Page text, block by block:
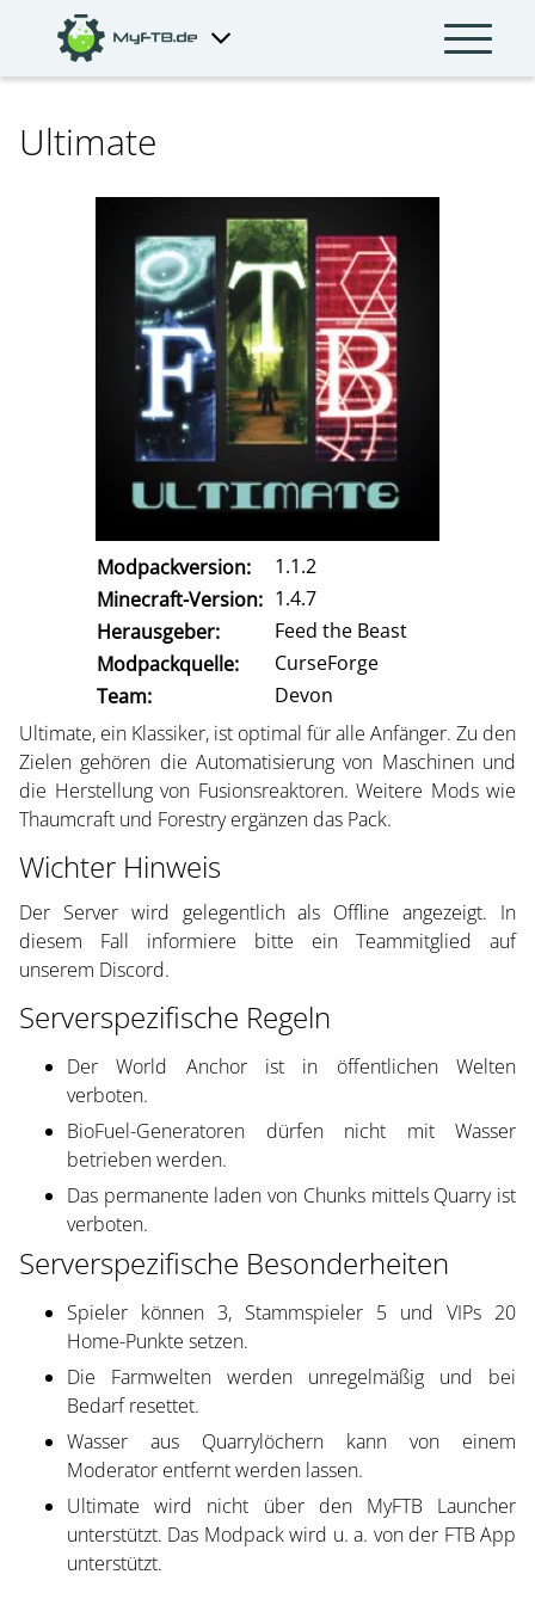
Ultimate
Ultimate, ein Klassiker, ist optimal für alle Anfänger. Zu den
Zielen gehören die Automatisierung von Maschinen und
die Herstellung von Fusionsreaktoren. Weitere Mods wie
Thaumcraft und Forestry ergänzen das Pack.
Wichter Hinweis
Der Server wird gelegentlich als Offline angezeigt. In
diesem Fall informiere bitte ein Teammitglied auf
unserem Discord.
Serverspezifische Regeln
Der World Anchor ist in öffentlichen Welten
verboten.
BioFuel-Generatoren dürfen nicht mit Wasser
betrieben werden.
Das permanente laden von Chunks mittels Quarry ist
verboten.
Serverspezifische Besonderheiten
Spieler können 3, Stammspieler 5 und VIPs 20
Home-Punkte setzen.
Die Farmwelten werden unregelmäßig und bei
Bedarf resettet.
Wasser aus Quarrylöchern kann von einem
Moderator entfernt werden lassen.
Ultimate wird nicht über den MyFTB Launcher
unterstützt. Das Modpack wird u. a. von der FTB App
unterstützt.
Modpackversion:
1.1.2
Minecraft-Version: 1.4.7
Herausgeber:
Feed the Beast
Modpackquelle:
CurseForge
Team:
Devon